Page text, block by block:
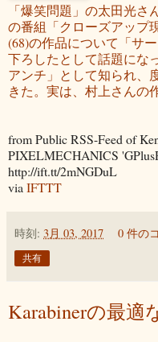
「爆笑問題」の太田光さ
の番組「クローズアップ
(68)の作品について「サ
下ろしたとして話題にな
アンチ」として知られ、
きた。実は、村上さんの
from Public RSS-Feed of
PIXELMECHANICS
http://ift.tt/2mNGDuL
via IFTTT
時刻: 3月 03, 2017 0 件の
共有
Karabinerの最適